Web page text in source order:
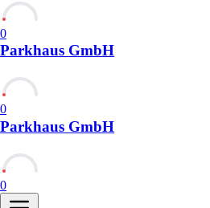
0
Parkhaus GmbH
0
Parkhaus GmbH
0